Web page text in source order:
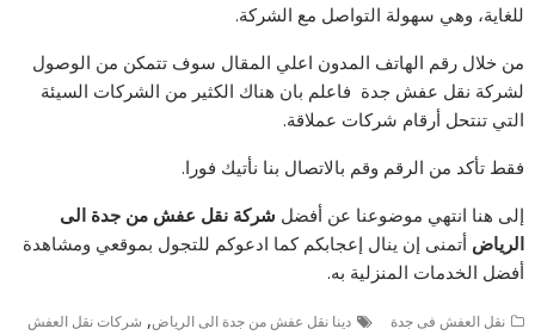
للغاية، وهي سهولة التواصل مع الشركة.
من خلال رقم الهاتف المدون اعلي المقال سوف تتمكن من الوصول
لشركة نقل عفش جدة فاعلم بان هناك الكثير من الشركات السيئة
التي تنتحل أرقام شركات عملاقة.
فقط تأكد من الرقم وقم بالاتصال بنا نأتيك فورا.
إلى هنا انتهي موضوعنا عن أفضل شركة نقل عفش من جدة الى
الرياضأتمنى إن ينال إعجابكم كما ادعوكم للتجول بموقعي ومشاهدة
أفضل الخدمات المنزلية به.
نقل العفش فى جدة دينا نقل عفش من جدة الى الرياض, شركات نقل العفش